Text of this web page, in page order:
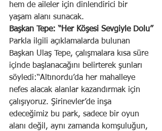
hem de aileler için dinlendirici bir
yaşam alanı sunacak.
Başkan Tepe: “Her Köşesi Sevgiyle Dolu”
Parkla ilgili açıklamalarda bulunan
Başkan Ulaş Tepe, çalışmalara kısa süre
içinde başlanacağını belirterek şunları
söyledi:“Altınordu’da her mahalleye
nefes alacak alanlar kazandırmak için
çalışıyoruz. Şirinevler’de inşa
edeceğimiz bu park, sadece bir oyun
alanı değil, aynı zamanda komşuluğun,